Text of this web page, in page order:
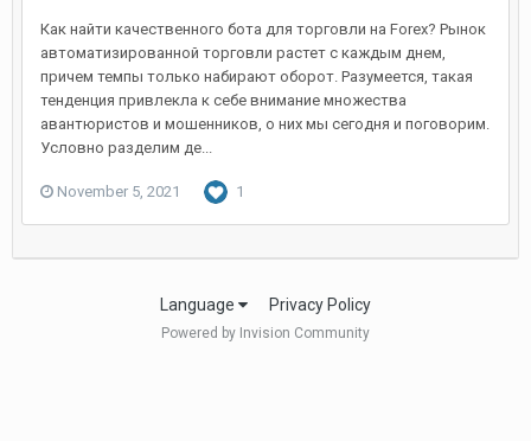
Как найти качественного бота для торговли на Forex? Рынок
автоматизированной торговли растет с каждым днем,
причем темпы только набирают оборот. Разумеется, такая
тенденция привлекла к себе внимание множества
авантюристов и мошенников, о них мы сегодня и поговорим.
Условно разделим де...
November 5, 2021 1
Language Privacy Policy
Powered by Invision Community